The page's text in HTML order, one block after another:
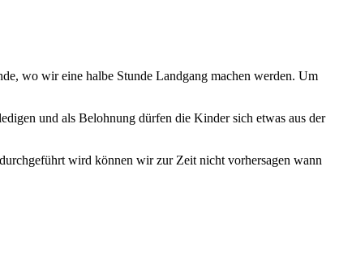
wo wir eine halbe Stunde Landgang machen werden. Um
und als Belohnung dürfen die Kinder sich etwas aus der
wird können wir zur Zeit nicht vorhersagen wann